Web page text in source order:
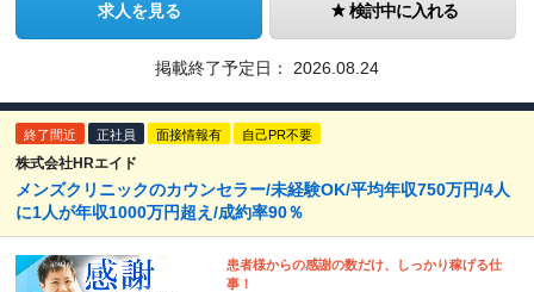
求人を見る 検討中に入れる
掲載終了予定日： 2026.08.24
終了間近 正社員 面接情報有 自己PR不要
株式会社HRエイド
メンズクリニックのカウンセラー/未経験OK/平均年収750万円/4人
に1人が年収1000万円超え/成約率90％
患者様からの感謝の数だけ、しっかり稼げる仕
事！